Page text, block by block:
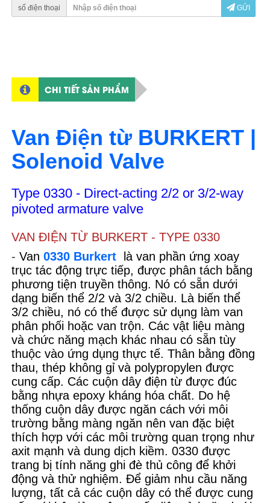
số điện thoại
GỬI
CHI TIẾT SẢN PHẨM
Van Điện từ BURKERT |
Solenoid Valve
Type 0330 - Direct-acting 2/2 or 3/2-way
pivoted armature valve
VAN ĐIỆN TỪ BURKERT - TYPE 0330
- Van 0330 Burkert
là van phần ứng xoay
trục tác động trực tiếp, được phân tách bằng
phương tiện truyền thông. Nó có sẵn dưới
dạng biến thể 2/2 và 3/2 chiều. Là biến thể
3/2 chiều, nó có thể được sử dụng làm van
phân phối hoặc van trộn. Các vật liệu màng
và chức năng mạch khác nhau có sẵn tùy
thuộc vào ứng dụng thực tế. Thân bằng đồng
thau, thép không gỉ và polypropylen được
cung cấp. Các cuộn dây điện từ được đúc
bằng nhựa epoxy kháng hóa chất. Do hệ
thống cuộn dây được ngăn cách với môi
trường bằng màng ngăn nên van đặc biệt
thích hợp với các môi trường quan trọng như
axit mạnh và dung dịch kiềm. 0330 được
trang bị tính năng ghi đè thủ công để khởi
động và thử nghiệm. Để giảm nhu cầu năng
lượng, tất cả các cuộn dây có thể được cung